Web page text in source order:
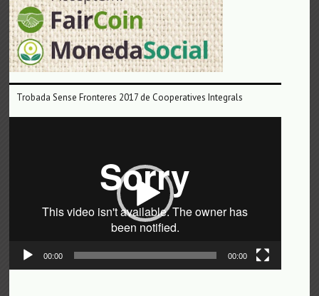
Trobada Sense Fronteres 2017 de Cooperatives Integrals
00:00 00:00